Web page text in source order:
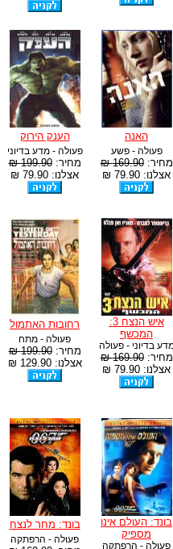
האנה
פעולה - פשע
מחיר:169.90 ₪
אצלנו: 79.90 ₪
הענק הירוק
פעולה - מדע בדיוני
מחיר:199.90 ₪
אצלנו: 79.90 ₪
איש הנצח 3:
המכשף
בדיוני - פעולה
מחיר:169.90 ₪
אצלנו: 79.90 ₪
רחובות האתמול
פעולה - מתח
מחיר:199.90 ₪
אצלנו: 129.90 ₪
בונד: העולם אינו
מספיק
פעולה - הרפתקה
בונד: מחר לנצח
פעולה - הרפתקה